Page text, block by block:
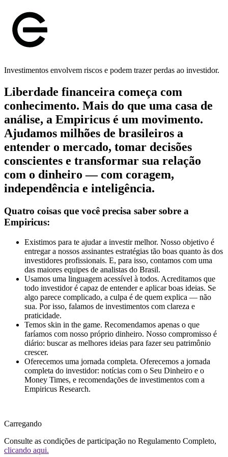
Investimentos envolvem riscos e podem trazer perdas ao investidor.
Liberdade financeira começa com
conhecimento. Mais do que uma casa de
análise, a Empiricus é um movimento.
Ajudamos milhões de brasileiros a
entender o mercado, tomar decisões
conscientes e transformar sua relação
com o dinheiro — com coragem,
independência e inteligência.
Quatro coisas que você precisa saber sobre a
Empiricus:
Existimos para te ajudar a investir melhor. Nosso objetivo é
entregar a nossos assinantes estratégias tão boas quanto às dos
investidores profissionais. E, para isso, contamos com uma
das maiores equipes de analistas do Brasil.
Usamos uma linguagem acessível à todos. Acreditamos que
todo investidor é capaz de entender e aplicar boas ideias. Se
algo parece complicado, a culpa é de quem explica — não
sua. Por isso, falamos de investimentos com clareza e
praticidade.
Temos skin in the game. Recomendamos apenas o que
faríamos com nosso próprio dinheiro. Nosso compromisso é
diário: buscar as melhores ideias para fazer seu patrimônio
crescer.
Oferecemos uma jornada completa. Oferecemos a jornada
completa do investidor: notícias com o Seu Dinheiro e o
Money Times, e recomendações de investimentos com a
Empiricus Research.
Carregando
Consulte as condições de participação no Regulamento Completo,
clicando aqui.